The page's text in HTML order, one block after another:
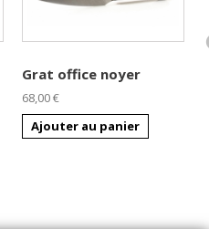
Grat office noyer
68,00 €
Ajouter au panier